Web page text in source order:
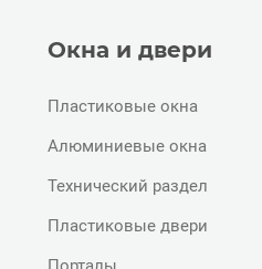
Окна и двери
Пластиковые окна
Алюминиевые окна
Технический раздел
Пластиковые двери